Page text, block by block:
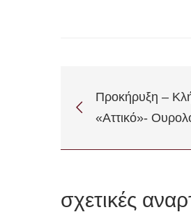
Προκήρυξη –
«Αττικό»-
σχετικές